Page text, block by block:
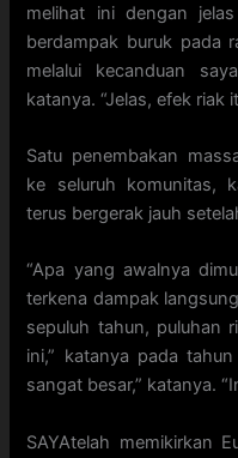
melihat ini dengan
berdampak buruk pada
melalui kecanduan
katanya. “Jelas, efek riak
Satu penembakan
ke seluruh komunitas,
terus bergerak jauh
“Apa yang awalnya
terkena dampak
sepuluh tahun, puluhan
ini,” katanya pada
sangat besar,” katanya.
SAYAtelah memikirkan